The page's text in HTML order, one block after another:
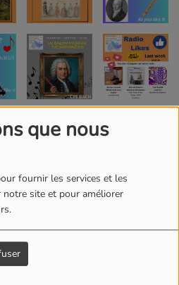
que nous
fournir les services et les
site et pour améliorer